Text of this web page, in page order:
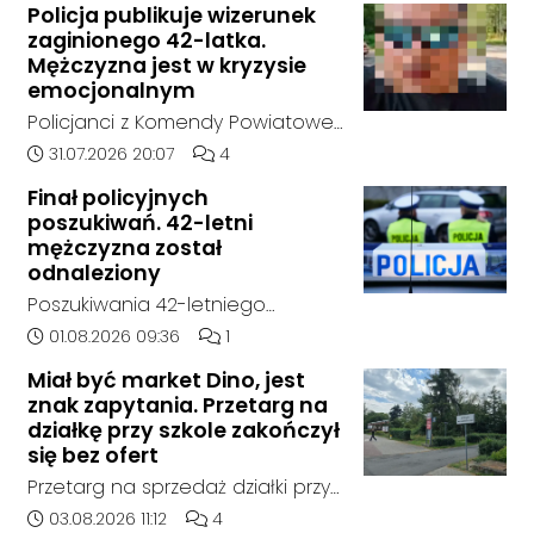
nam się ustalić, funkcjonariusze
poszukują mężczyzny, który może
posiadać niebezpieczne
narzędzie, nieoficjalnie broń i
stanowić zagrożenie dla osób
postronnych.
Policja publikuje wizerunek
zaginionego 42-latka.
Mężczyzna jest w kryzysie
emocjonalnym
Policjanci z Komendy Powiatowej
Policji w Kędzierzynie-Koźlu
który jest w kryzysie
emocjonalnym i może chcieć
targnąć się na swoje życie.
Ostatni raz był widziany 31 lipca
2026 w godzinach
popołudniowych w rejonie
miejscowości w Goszyce. Od
tego momentu nie nawiązał
kontaktu z rodziną.
Data dodania artykułu:
31.07.2026 20:07 Liczba komentarzy artykułu:
4
Finał policyjnych
poszukiwań. 42-letni
mężczyzna został
odnaleziony
Poszukiwania 42-letniego
mężczyzny zostały zakończone.
policja, został on odnaleziony w
sobotę, 1 sierpnia, na terenie
kompleksu leśnego w powiecie
raciborskim, w województwie
śląskim.
Data dodania artykułu:
01.08.2026 09:36 Liczba komentarzy artykułu:
1
Miał być market Dino, jest
znak zapytania. Przetarg na
działkę przy szkole zakończył
się bez ofert
Przetarg na sprzedaż działki przy
Zespole Szkół Technicznych i
Data dodania artykułu:
03.08.2026 11:12 Liczba komentarzy artykułu:
4